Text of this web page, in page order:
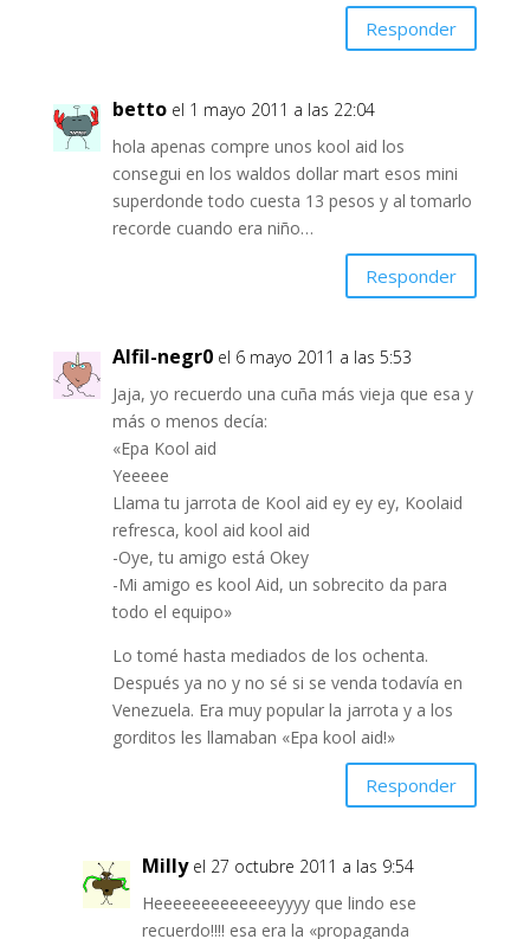
Responder
betto el 1 mayo 2011 a las 22:04
hola apenas compre unos kool aid los
consegui en los waldos dollar mart esos mini
superdonde todo cuesta 13 pesos y al tomarlo
recorde cuando era niño…
Responder
Alfil-negr0 el 6 mayo 2011 a las 5:53
Jaja, yo recuerdo una cuña más vieja que esa y
más o menos decía:
«Epa Kool aid
Yeeeee
Llama tu jarrota de Kool aid ey ey ey, Koolaid
refresca, kool aid kool aid
-Oye, tu amigo está Okey
-Mi amigo es kool Aid, un sobrecito da para
todo el equipo»
Lo tomé hasta mediados de los ochenta.
Después ya no y no sé si se venda todavía en
Venezuela. Era muy popular la jarrota y a los
gorditos les llamaban «Epa kool aid!»
Responder
Milly el 27 octubre 2011 a las 9:54
Heeeeeeeeeeeeeyyyy que lindo ese
recuerdo!!!! esa era la «propaganda